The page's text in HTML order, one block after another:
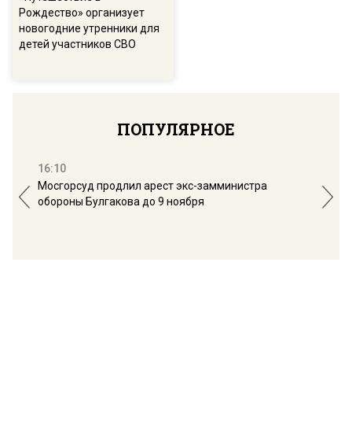
Рождество» организует
новогодние утренники для
детей участников СВО
ПОПУЛЯРНОЕ
16:10
Мосгорсуд продлил арест экс-замминистра
обороны Булгакова до 9 ноября